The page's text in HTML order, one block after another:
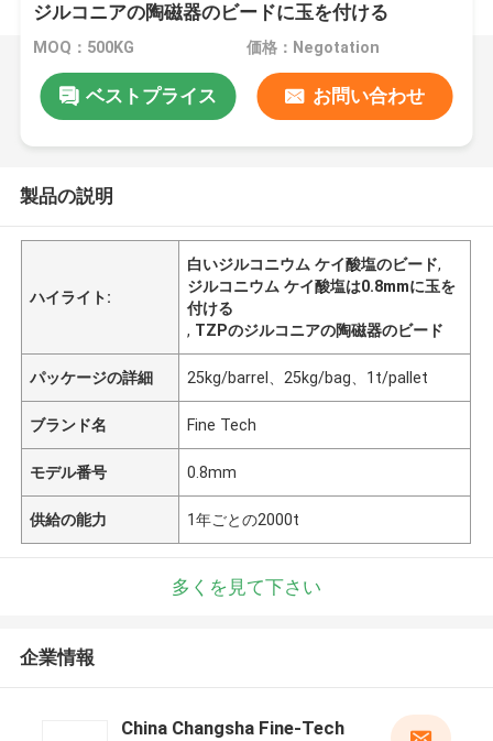
ジルコニアの陶磁器のビードに玉を付ける
MOQ：500KG 価格：Negotation
ベストプライス お問い合わせ
製品の説明
ハイライト:
白いジルコニウム ケイ酸塩のビード,
ジルコニウム ケイ酸塩は0.8mmに玉を
付ける
, TZPのジルコニアの陶磁器のビード
パッケージの詳細 25kg/barrel、25kg/bag、1t/pallet
ブランド名 Fine Tech
モデル番号 0.8mm
供給の能力 1年ごとの2000t
多くを見て下さい
企業情報
China Changsha Fine-Tech